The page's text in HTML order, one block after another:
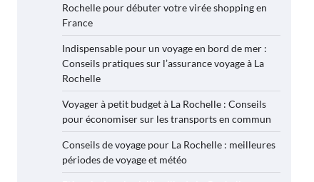
Rochelle pour débuter votre virée shopping en
France
Indispensable pour un voyage en bord de mer :
Conseils pratiques sur l’assurance voyage à La
Rochelle
Voyager à petit budget à La Rochelle : Conseils
pour économiser sur les transports en commun
Conseils de voyage pour La Rochelle : meilleures
périodes de voyage et météo